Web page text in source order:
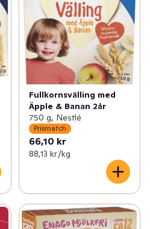
Fullkornsvälling med
Äpple & Banan 2år
750 g, Nestlé
Prismatch
66,10 kr
88,13 kr /kg